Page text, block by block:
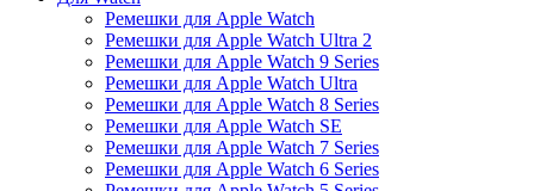
Ремешки для Apple Watch
Ремешки для Apple Watch Ultra 2
Ремешки для Apple Watch 9 Series
Ремешки для Apple Watch Ultra
Ремешки для Apple Watch 8 Series
Ремешки для Apple Watch SE
Ремешки для Apple Watch 7 Series
Ремешки для Apple Watch 6 Series